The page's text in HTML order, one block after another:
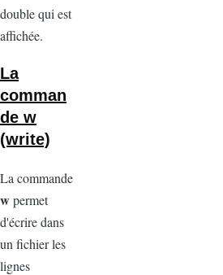
double qui est
affichée.
La
comman
de w
(write)
La commande
wpermet
d'écrire dans
un fichier les
lignes